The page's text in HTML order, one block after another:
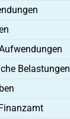
Belastungen